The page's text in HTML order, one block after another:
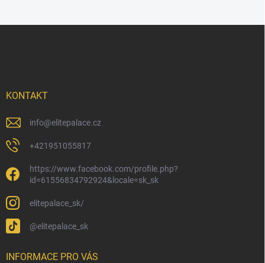
KONTAKT
info@elitepalace.cz
+421951055817
https://www.facebook.com/profile.php?
id=61556834792924&locale=sk_sk
elitepalace_sk/
@elitepalace_sk
INFORMACE PRO VÁS